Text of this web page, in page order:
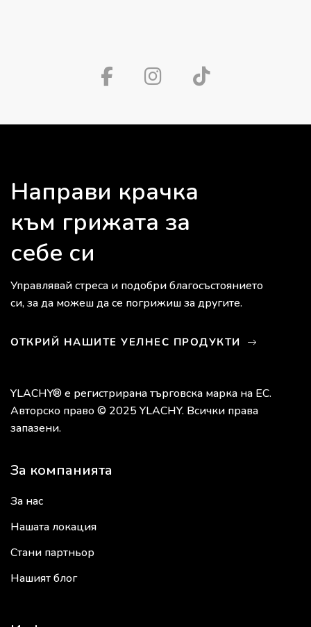
Направи крачка
към грижата за
себе си
Управлявай стреса и подобри благосъстоянието
си, за да можеш да се погрижиш за другите.
ОТКРИЙ НАШИТЕ УЕЛНЕС ПРОДУКТИ
YLACHY® е регистрирана търговска марка на ЕС.
Авторско право © 2025 YLACHY. Всички права
запазени.
За компанията
За нас
Нашата локация
Стани партньор
Нашият блог